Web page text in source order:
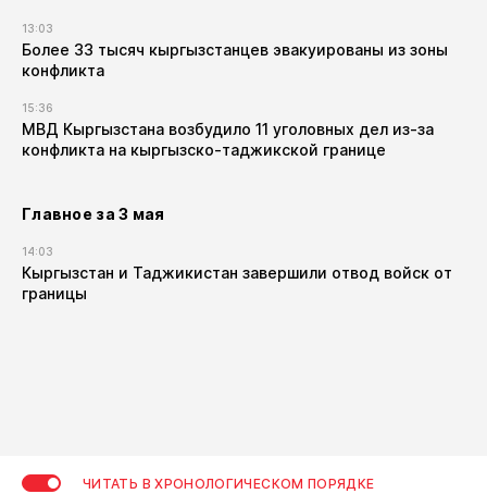
13:03
Более 33 тысяч кыргызстанцев эвакуированы из зоны
конфликта
15:36
МВД Кыргызстана возбудило 11 уголовных дел из-за
конфликта на кыргызско-таджикской границе
Главное за 3 мая
14:03
Кыргызстан и Таджикистан завершили отвод войск от
границы
ЧИТАТЬ В ХРОНОЛОГИЧЕСКОМ ПОРЯДКЕ